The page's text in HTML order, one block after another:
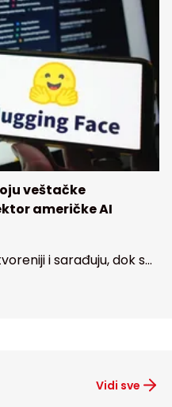
veštačke
američke AI
i sarađuju, dok se
vodećih
fejsa
Vidi sve